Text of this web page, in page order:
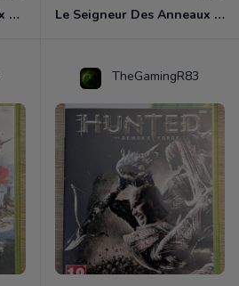
Shrek Le Troisième Xbox 360 Le Seigneur Des Anneaux - L'âge Des Conquêtes Xbox 360
TheGamingR83